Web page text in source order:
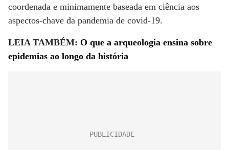
coordenada e minimamente baseada em ciência aos
aspectos-chave da pandemia de covid-19.
LEIA TAMBÉM: O que a arqueologia ensina sobre
epidemias ao longo da história